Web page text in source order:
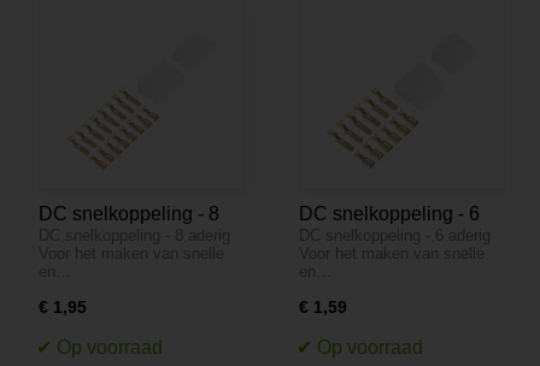
DC snelkoppeling - 8
aderig
DC snelkoppeling - 8 aderig
Voor het maken van snelle
en…
€ 1,95
DC snelkoppeling - 6
aderig
DC snelkoppeling - 6 aderig
Voor het maken van snelle
en…
€ 1,59